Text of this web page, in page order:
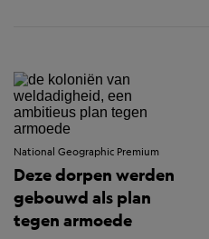
National Geographic Premium
Deze dorpen werden
gebouwd als plan
tegen armoede